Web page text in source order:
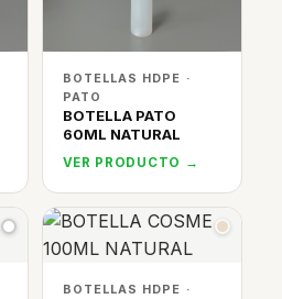
BOTELLAS HDPE ·
PATO
BOTELLA PATO
60ML NATURAL
VER PRODUCTO →
BOTELLAS HDPE ·